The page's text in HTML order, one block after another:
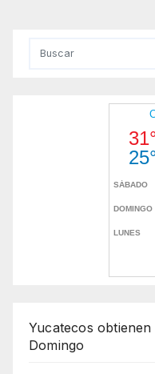
Yucatecos
Domingo